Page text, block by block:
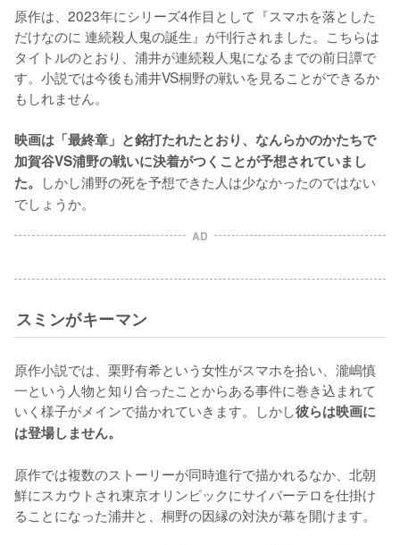
原作は、2023年にシリーズ4作目として『スマホを落とした
だけなのに 連続殺人鬼の誕生』が刊行されました。こちらは
タイトルのとおり、浦井が連続殺人鬼になるまでの前日譚で
す。小説では今後も浦井VS桐野の戦いを見ることができるか
もしれません。
映画は「最終章」と銘打たれたとおり、なんらかのかたちで
加賀谷VS浦野の戦いに決着がつくことが予想されていまし
た。 しかし浦野の死を予想できた人は少なかったのではない
でしょうか。
AD
スミンがキーマン
原作小説では、栗野有希という女性がスマホを拾い、瀧嶋慎
一という人物と知り合ったことからある事件に巻き込まれて
いく様子がメインで描かれていきます。しかし彼らは映画に
は登場しません。
原作では複数のストーリーが同時進行で描かれるなか、北朝
鮮にスカウトされ東京オリンピックにサイバーテロを仕掛け
ることになった浦井と、桐野の因縁の対決が幕を開けます。